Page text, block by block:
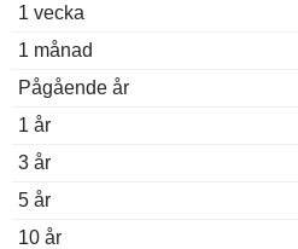
1 vecka
1 månad
Pågående år
1 år
3 år
5 år
10 år